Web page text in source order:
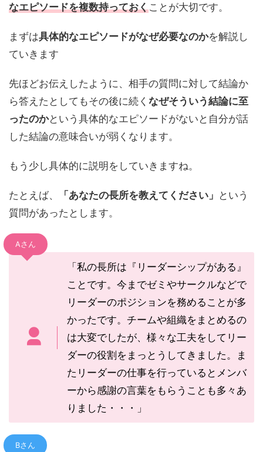
なエピソードを複数持っておくことが大切です。
まずは具体的なエピソードがなぜ必要なのかを解説し
ていきます
先ほどお伝えしたように、相手の質問に対して結論か
ら答えたとしてもその後に続く なぜそういう結論に至
ったのかという具体的なエピソードがないと自分が話
した結論の意味合いが弱くなります。
もう少し具体的に説明をしていきますね。
たとえば、 「あなたの長所を教えてください」 という
質問があったとします。
Aさん
「私の長所は『リーダーシップがある』
ことです。今までゼミやサークルなどで
リーダーのポジションを務めることが多
かったです。チームや組織をまとめるの
は大変でしたが、様々な工夫をしてリー
ダーの役割をまっとうしてきました。ま
たリーダーの仕事を行っているとメンバ
ーから感謝の言葉をもらうことも多々あ
りました・・・」
Bさん